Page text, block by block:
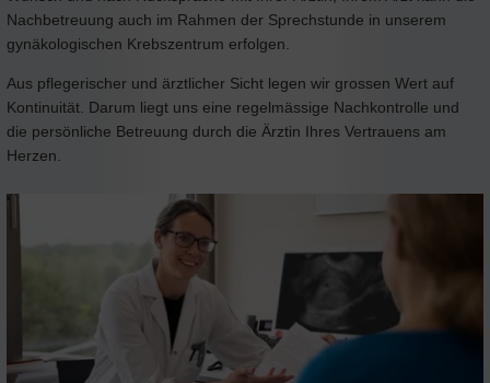
Nachbetreuung auch im Rahmen der Sprechstunde in unserem
gynäkologischen Krebszentrum erfolgen.
Aus pflegerischer und ärztlicher Sicht legen wir grossen Wert auf
Kontinuität. Darum liegt uns eine regelmässige Nachkontrolle und
die persönliche Betreuung durch die Ärztin Ihres Vertrauens am
Herzen.